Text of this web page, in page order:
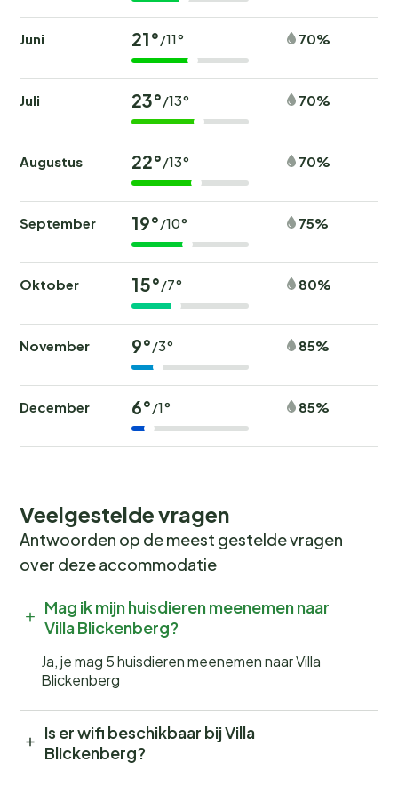
Juni 21°/11° 70%
Juli 23°/13° 70%
Augustus 22°/13° 70%
September 19°/10° 75%
Oktober 15°/7° 80%
November 9°/3° 85%
December 6°/1° 85%
Veelgestelde vragen
Antwoorden op de meest gestelde vragen
over deze accommodatie
Mag ik mijn huisdieren meenemen naar
Villa Blickenberg?
Ja, je mag 5 huisdieren meenemen naar Villa
Blickenberg
Is er wifi beschikbaar bij Villa
Blickenberg?